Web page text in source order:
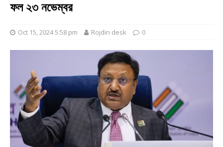
ফল ২৩ নভেম্বর
Oct 15, 2024 5:58 pm Rojdin desk 0